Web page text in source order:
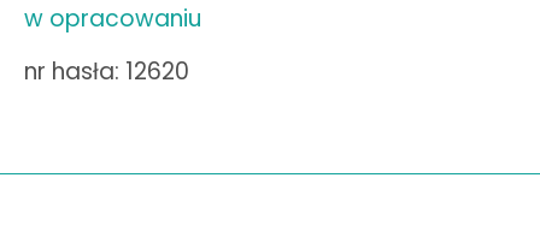
w opracowaniu
nr hasła: 12620